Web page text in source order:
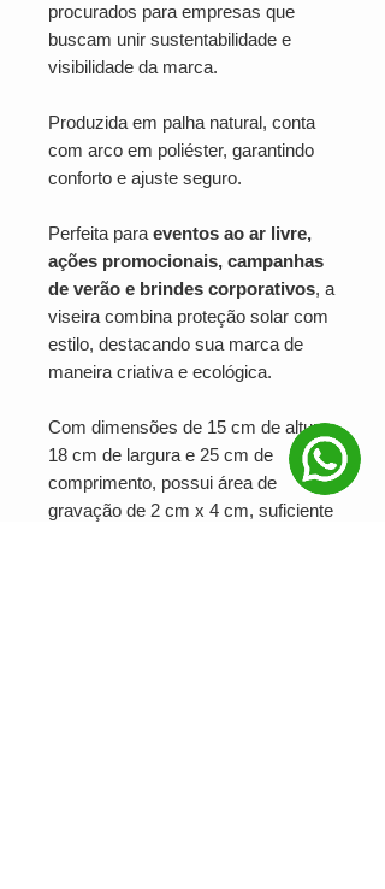
procurados para empresas que
buscam unir sustentabilidade e
visibilidade da marca.
Produzida em palha natural, conta
com arco em poliéster, garantindo
conforto e ajuste seguro.
Perfeita para eventos ao ar livre,
ações promocionais, campanhas
de verão e brindes corporativos, a
viseira combina proteção solar com
estilo, destacando sua marca de
maneira criativa e ecológica.
Com dimensões de 15 cm de altura,
18 cm de largura e 25 cm de
comprimento, possui área de
gravação de 2 cm x 4 cm, suficiente